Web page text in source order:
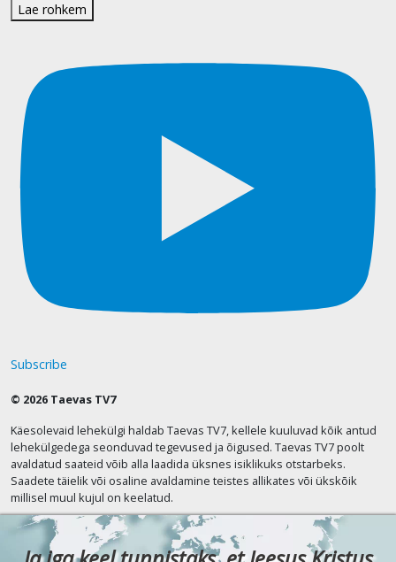
Lae rohkem
Subscribe
© 2026 Taevas TV7
Käesolevaid lehekülgi haldab Taevas TV7, kellele kuuluvad kõik antud
lehekülgedega seonduvad tegevused ja õigused. Taevas TV7 poolt
avaldatud saateid võib alla laadida üksnes isiklikuks otstarbeks.
Saadete täielik või osaline avaldamine teistes allikates või ükskõik
millisel muul kujul on keelatud.